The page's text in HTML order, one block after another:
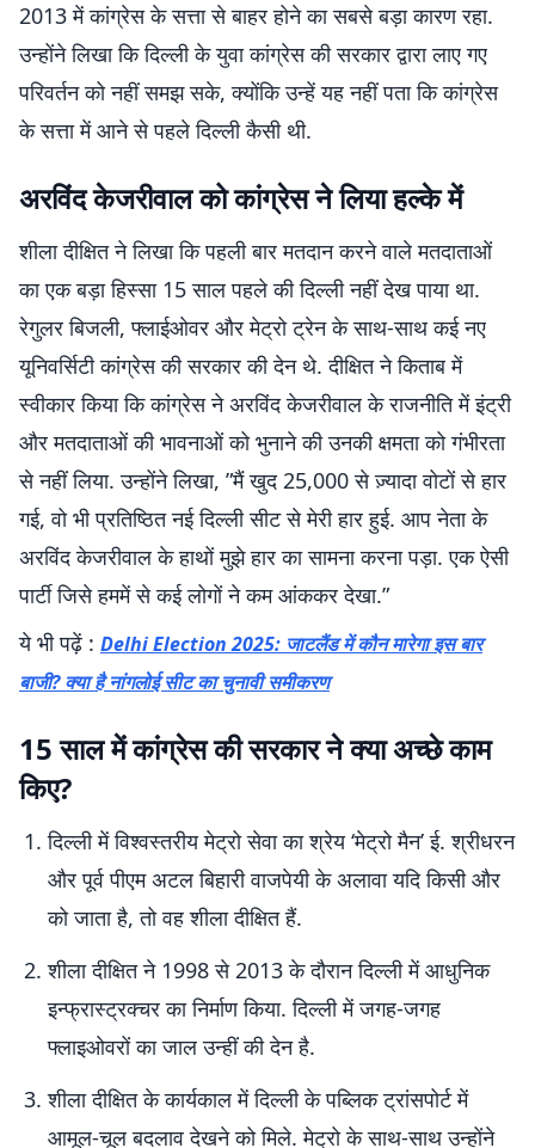
2013 में कांग्रेस के सत्ता से बाहर होने का सबसे बड़ा कारण रहा.
उन्होंने लिखा कि दिल्ली के युवा कांग्रेस की सरकार द्वारा लाए गए
परिवर्तन को नहीं समझ सके, क्योंकि उन्हें यह नहीं पता कि कांग्रेस
के सत्ता में आने से पहले दिल्ली कैसी थी.
अरविंद केजरीवाल को कांग्रेस ने लिया हल्के में
शीला दीक्षित ने लिखा कि पहली बार मतदान करने वाले मतदाताओं
का एक बड़ा हिस्सा 15 साल पहले की दिल्ली नहीं देख पाया था.
रेगुलर बिजली, फ्लाईओवर और मेट्रो ट्रेन के साथ-साथ कई नए
यूनिवर्सिटी कांग्रेस की सरकार की देन थे. दीक्षित ने किताब में
स्वीकार किया कि कांग्रेस ने अरविंद केजरीवाल के राजनीति में इंट्री
और मतदाताओं की भावनाओं को भुनाने की उनकी क्षमता को गंभीरता
से नहीं लिया. उन्होंने लिखा, ”मैं खुद 25,000 से ज़्यादा वोटों से हार
गई, वो भी प्रतिष्ठित नई दिल्ली सीट से मेरी हार हुई. आप नेता के
अरविंद केजरीवाल के हाथों मुझे हार का सामना करना पड़ा. एक ऐसी
पार्टी जिसे हममें से कई लोगों ने कम आंककर देखा.”
ये भी पढ़ें : Delhi Election 2025: जाटलैंड में कौन मारेगा इस बार
बाजी? क्या है नांगलोई सीट का चुनावी समीकरण
15 साल में कांग्रेस की सरकार ने क्या अच्छे काम
किए?
दिल्ली में विश्वस्तरीय मेट्रो सेवा का श्रेय ‘मेट्रो मैन’ ई. श्रीधरन
और पूर्व पीएम अटल बिहारी वाजपेयी के अलावा यदि किसी और
को जाता है, तो वह शीला दीक्षित हैं.
शीला दीक्षित ने 1998 से 2013 के दौरान दिल्ली में आधुनिक
इन्फ्रास्ट्रक्चर का निर्माण किया. दिल्ली में जगह-जगह
फ्लाइओवरों का जाल उन्हीं की देन है.
शीला दीक्षित के कार्यकाल में दिल्ली के पब्लिक ट्रांसपोर्ट में
आमूल-चूल बदलाव देखने को मिले. मेट्रो के साथ-साथ उन्होंने